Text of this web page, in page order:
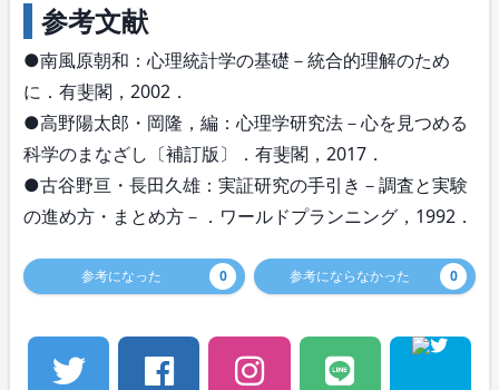
参考文献
●南風原朝和：心理統計学の基礎－統合的理解のため
に．有斐閣，2002．
●高野陽太郎・岡隆，編：心理学研究法－心を見つめる
科学のまなざし〔補訂版〕．有斐閣，2017．
●古谷野亘・長田久雄：実証研究の手引き－調査と実験
の進め方・まとめ方－．ワールドプランニング，1992．
参考になった 0 参考にならなかった 0